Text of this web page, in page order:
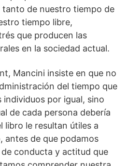
tanto de nuestro tiempo de
tiempo libre,
que producen las
en la sociedad actual.
Mancini insiste en que no
del tiempo que
individuos por igual, sino
de cada persona debería
libro le resultan útiles a
antes de que podamos
conducta y actitud que